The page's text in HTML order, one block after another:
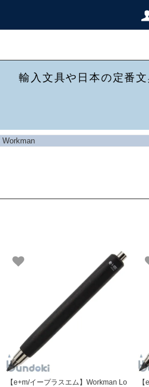
輸入文具や日本の定番
Workman
【e+m/イープラスエム】Workman Lo